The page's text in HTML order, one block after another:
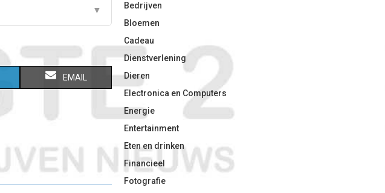
▼
S
O
EMAIL
Bedrijven
Bloemen
Cadeau
Dienstverlening
Dieren
Electronica en Computers
Energie
Entertainment
Eten en drinken
Financieel
Fotografie